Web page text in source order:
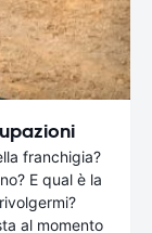
franchigia?
E qual è la
al momento